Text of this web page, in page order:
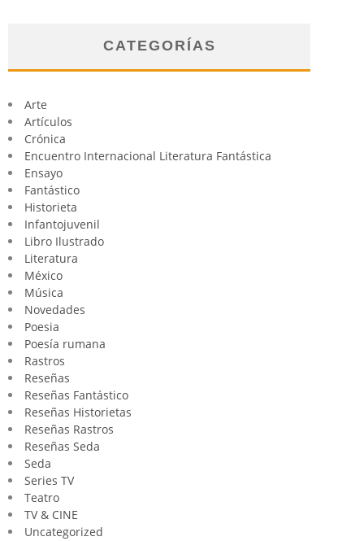
CATEGORÍAS
Arte
Artículos
Crónica
Encuentro Internacional Literatura Fantástica
Ensayo
Fantástico
Historieta
Infantojuvenil
Libro Ilustrado
Literatura
México
Música
Novedades
Poesia
Poesía rumana
Rastros
Reseñas
Reseñas Fantástico
Reseñas Historietas
Reseñas Rastros
Reseñas Seda
Seda
Series TV
Teatro
TV & CINE
Uncategorized